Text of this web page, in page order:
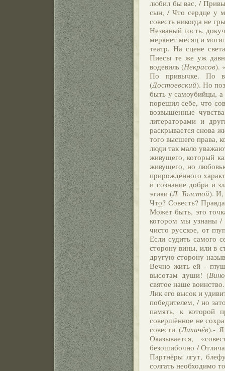
любил бы вас, /
сын, / Что сердце у
совесть никогда не
Незваный гость,
меркнет месяц и
театр. На сцене
Пиесы те же уж
водевиль (Некрасов).
По привычке. По
(Достоевский). Но
быть у самоубийцы,
порешил себе, что
возвышенные
литераторами и
раскрывается снова
того высшего права,
люди так мало
живущего, который
живущего, но
прирождённого
и сознание добра и
этики (Л. Толстой). И,
Что? Совесть?
Может быть, это
котором мы узнаны /
чисто русское, от
Если судить самого
сторону вины, или в
другую сторону
Вечно жить ей -
высотам души! (
святое наше
Лик его высок и
победителем, / но
память, к которой
совершённое не
совести (Лихачёв).- Я
Оказывается,
безошибочно /
Партнёры лгут,
солгать необходимо